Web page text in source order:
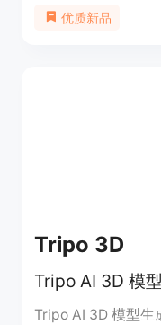
的用户也能轻松生
优质新品
Tripo 3D
Tripo AI 3D 模型生